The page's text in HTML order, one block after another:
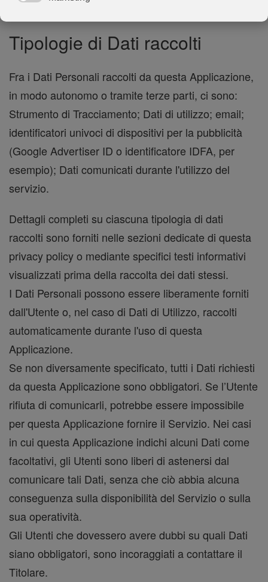
Tipologie di Dati raccolti
Fra i Dati Personali raccolti da questa Applicazione,
in modo autonomo o tramite terze parti, ci sono:
Strumento di Tracciamento; Dati di utilizzo; email;
identificatori univoci di dispositivi per la pubblicità
(Google Advertiser ID o identificatore IDFA, per
esempio); Dati comunicati durante l'utilizzo del
servizio.
Dettagli completi su ciascuna tipologia di dati
raccolti sono forniti nelle sezioni dedicate di questa
privacy policy o mediante specifici testi informativi
visualizzati prima della raccolta dei dati stessi.
I Dati Personali possono essere liberamente forniti
dall'Utente o, nel caso di Dati di Utilizzo, raccolti
automaticamente durante l'uso di questa
Applicazione.
Se non diversamente specificato, tutti i Dati richiesti
da questa Applicazione sono obbligatori. Se l’Utente
rifiuta di comunicarli, potrebbe essere impossibile
per questa Applicazione fornire il Servizio. Nei casi
in cui questa Applicazione indichi alcuni Dati come
facoltativi, gli Utenti sono liberi di astenersi dal
comunicare tali Dati, senza che ciò abbia alcuna
conseguenza sulla disponibilità del Servizio o sulla
sua operatività.
Gli Utenti che dovessero avere dubbi su quali Dati
siano obbligatori, sono incoraggiati a contattare il
Titolare.